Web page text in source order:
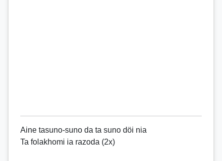
Aine tasuno-suno da ta suno döi nia
Ta folakhomi ia razoda (2x)